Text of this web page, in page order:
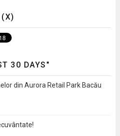
(X)
30 DAYS"
din Aurora Retail Park Bacău